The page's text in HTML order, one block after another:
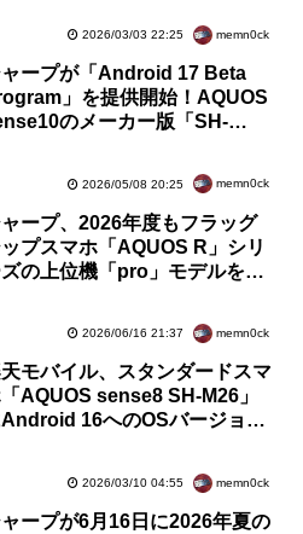
2026/03/03 22:25 memn0ck
ープが「Android 17 Beta
」を提供開始！AQUOS
のメーカー版「SH-
2026/05/08 20:25 memn0ck
ープ、2026年度もフラッグ
プスマホ「AQUOS R」シリ
の上位機「pro」モデルを投
2026/06/16 21:37 memn0ck
モバイル、スタンダードスマ
AQUOS sense8 SH-M26」
16へのOSバージョン
2026/03/10 04:55 memn0ck
ープが6月16日に2026年夏の